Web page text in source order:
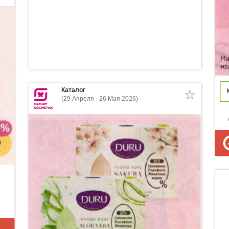
Каталог
(29 Апреля - 26 Мая 2026)